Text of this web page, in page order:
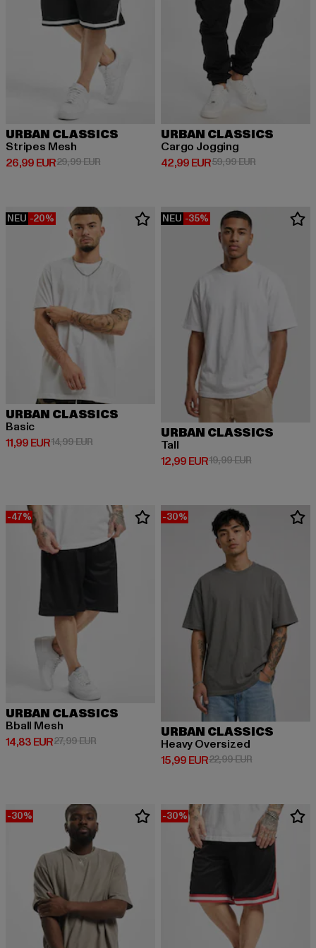
URBAN CLASSICS
Stripes Mesh
26,99 EUR
Derzeitiger Preis: 26,99 EUR
29,99 EURAktionspreis: 29,99 EUR
URBAN CLASSICS
Cargo Jogging
42,99 EUR
Derzeitiger Preis: 42,99 EUR
59,99 EURAktionspreis:
NEU -20%
URBAN CLASSICS
Basic
11,99 EUR
Derzeitiger Preis: 11,99 EUR
14,99 EURAktionspreis: 14,99 EUR
NEU -35%
URBAN CLASSICS
Tall
12,99 EUR
Derzeitiger Preis: 12,99 EUR
19,99 EURAktionspreis:
-47%
URBAN CLASSICS
Bball Mesh
14,83 EUR
Derzeitiger Preis: 14,83 EUR
27,99 EURAktionspreis: 27,99 EUR
-30%
URBAN CLASSICS
Heavy Oversized
15,99 EUR
Derzeitiger Preis: 15,99 EUR
22,99 EURAktionspreis:
-30% -30%